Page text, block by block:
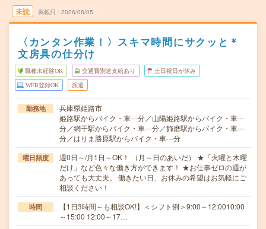
未読 掲載日 2026/08/05
〈カンタン作業！〉スキマ時間にサクッと＊
文房具の仕分け
職種未経験OK 交通費別途支給あり 土日祝日が休み
WEB登録OK 派遣
勤務地
兵庫県姫路市
姫路駅からバイク・車---分／山陽姫路駅からバイク・車---
分／網干駅からバイク・車---分／飾磨駅からバイク・車---
分／はりま勝原駅からバイク・車---分
曜日頻度
週0日～/月1日～OK！ （月～日のあいだ） ★「火曜と木曜
だけ」など色々な働き方ができます！ ★お仕事ゼロの週が
あっても大丈夫。 働きたい日、お休みの希望はお気軽にご
相談ください！
時間
【1日3時間～も相談OK!】＜シフト例＞9:00～12:0010:00
～15:00 12:00～17…